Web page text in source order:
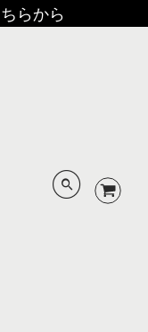
らから